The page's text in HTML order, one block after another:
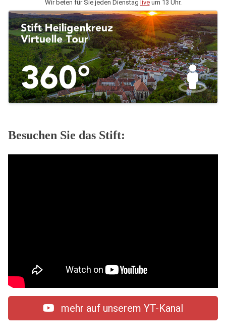
Wir beten für Sie jeden Dienstag liveum 13 Uhr.
Besuchen Sie das Stift:
mehr auf unserem YT-Kanal